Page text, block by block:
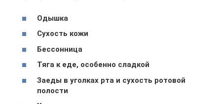
Одышка
Сухость кожи
Бессонница
Тяга к еде, особенно сладкой
Заеды в уголках рта и сухость ротовой
полости